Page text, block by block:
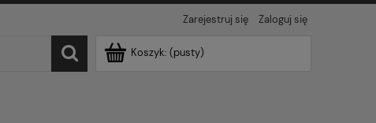
Zarejestruj się Zaloguj się
Koszyk: (pusty)